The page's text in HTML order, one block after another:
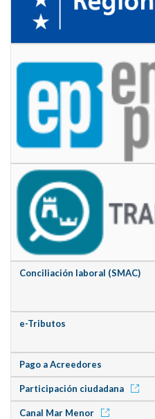
Conciliación laboral (SMAC)
e-Tributos
Pago a Acreedores
Participación ciudadana
Canal Mar Menor